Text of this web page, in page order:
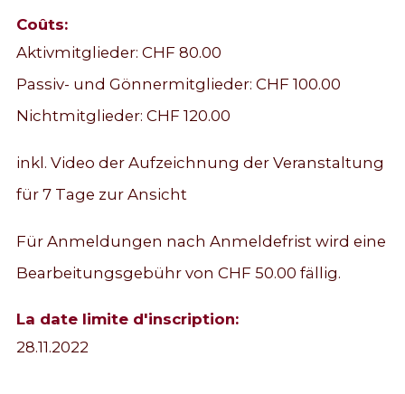
Coûts:
Aktivmitglieder: CHF 80.00
Passiv- und Gönnermitglieder: CHF 100.00
Nichtmitglieder: CHF 120.00
inkl. Video der Aufzeichnung der Veranstaltung
für 7 Tage zur Ansicht
Für Anmeldungen nach Anmeldefrist wird eine
Bearbeitungsgebühr von CHF 50.00 fällig.
La date limite d'inscription:
28.11.2022